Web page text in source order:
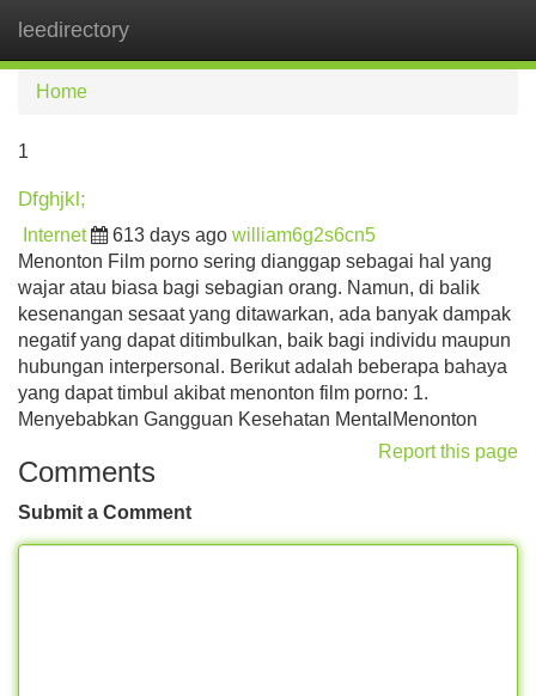
leedirectory
Home
1
Dfghjkl;
Internet 613 days ago william6g2s6cn5
Menonton Film porno sering dianggap sebagai hal yang
wajar atau biasa bagi sebagian orang. Namun, di balik
kesenangan sesaat yang ditawarkan, ada banyak dampak
negatif yang dapat ditimbulkan, baik bagi individu maupun
hubungan interpersonal. Berikut adalah beberapa bahaya
yang dapat timbul akibat menonton film porno: 1.
Menyebabkan Gangguan Kesehatan MentalMenonton
Report this page
Comments
Submit a Comment